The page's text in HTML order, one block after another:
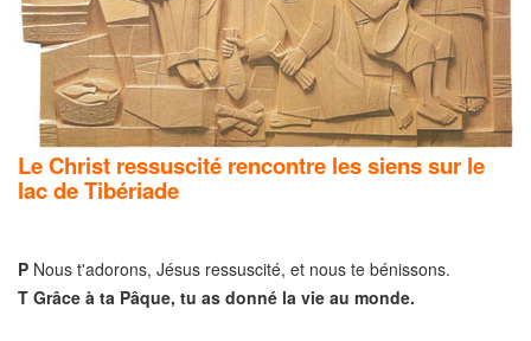
Le Christ ressuscité rencontre les siens sur le
lac de Tibériade
P Nous t'adorons, Jésus ressuscité, et nous te bénissons.
T Grâce à ta Pâque, tu as donné la vie au monde.